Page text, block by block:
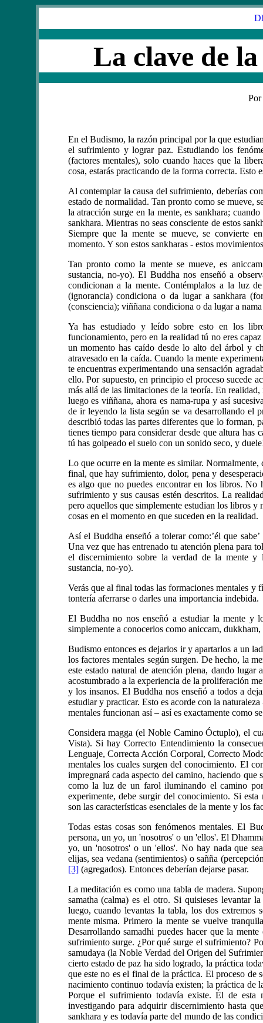
La clave de
En el Budismo, la razón principal por la que
el sufrimiento y lograr paz. Estudiando los
(factores mentales), solo cuando haces que la
cosa, estarás practicando de la forma correcta.
Al contemplar la causa del sufrimiento, deberías
estado de normalidad. Tan pronto como se mueve,
la atracción surge en la mente, es sankhara;
sankhara. Mientras no seas consciente de estos
Siempre que la mente se mueve, se convierte
momento. Y son estos sankharas - estos
Tan pronto como la mente se mueve, es
sustancia, no-yo). El Buddha nos enseñó a
condicionan a la mente. Contémplalos a la luz
(ignorancia) condiciona o da lugar a sankhara
(consciencia); viññana condiciona o da lugar a
Ya has estudiado y leído sobre esto en los
funcionamiento, pero en la realidad tú no eres
un momento has caído desde lo alto del árbol y
atravesado en la caída. Cuando la mente
te encuentras experimentando una sensación
ello. Por supuesto, en principio el proceso sucede
más allá de las limitaciones de la teoría. En
luego es viññana, ahora es nama-rupa y así
de ir leyendo la lista según se va desarrollando el
describió todas las partes diferentes que lo forman,
tienes tiempo para considerar desde que altura has
tú has golpeado el suelo con un sonido seco, y
Lo que ocurre en la mente es similar.
final, que hay sufrimiento, dolor, pena y
es algo que no puedes encontrar en los libros.
sufrimiento y sus causas estén descritos. La
pero aquellos que simplemente estudian los libros y
cosas en el momento en que suceden en la realidad.
Así el Buddha enseñó a tolerar como:’él que sabe’
Una vez que has entrenado tu atención plena para
el discernimiento sobre la verdad de la mente y
sustancia, no-yo).
Verás que al final todas las formaciones mentales y
tontería aferrarse o darles una importancia indebida.
El Buddha no nos enseñó a estudiar la mente y
simplemente a conocerlos como aniccam,
Budismo entonces es dejarlos ir y apartarlos a un
los factores mentales según surgen. De hecho, la
este estado natural de atención plena, dando lugar
acostumbrado a la experiencia de la proliferación
y los insanos. El Buddha nos enseñó a todos a
estudiar y practicar. Esto es acorde con la
mentales funcionan así – así es exactamente como
Considera magga (el Noble Camino Óctuplo), el
Vista). Si hay Correcto Entendimiento la
Lenguaje, Correcta Acción Corporal, Correcto
mentales los cuales surgen del conocimiento. El
impregnará cada aspecto del camino, haciendo
como la luz de un farol iluminando el camino
experimente, debe surgir del conocimiento. Si
son las características esenciales de la mente y los
Todas estas cosas son fenómenos mentales. El
persona, un yo, un 'nosotros' o un 'ellos'. El
yo, un 'nosotros' o un 'ellos'. No hay nada que
elijas, sea vedana (sentimientos) o sañña
[3](agregados). Entonces deberían dejarse pasar.
La meditación es como una tabla de madera.
samatha (calma) es el otro. Si quisieses levantar
luego, cuando levantas la tabla, los dos extremos
mente misma. Primero la mente se vuelve
Desarrollando samadhi puedes hacer que la
sufrimiento surge. ¿Por qué surge el sufrimiento?
samudaya (la Noble Verdad del Origen del
cierto estado de paz ha sido logrado, la práctica
que este no es el final de la práctica. El proceso de
nacimiento continuo todavía existen; la práctica de
Porque el sufrimiento todavía existe. Él de esta
investigando para adquirir discernimiento hasta
sankhara y es todavía parte del mundo de las